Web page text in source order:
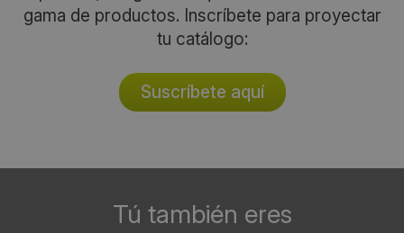
gama de productos. Inscríbete para proyectar
tu catálogo:
Suscríbete aquí
Tú también eres